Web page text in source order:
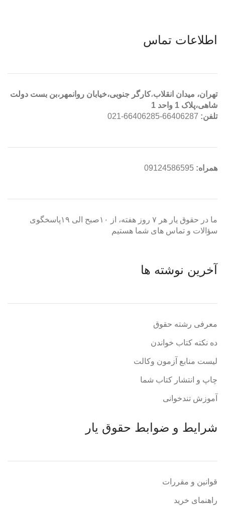
اطلاعات تماس
تهران، ميدان انقلاب،کارگر جنوبی،خیابان روانمهر،بن بست دولت
شاهی،پلاک 1 واحد 1
تلفن: 66406287-66406285-021
همراه:
ما در حقوق یار هر ۷ روز هفته، از ۱۰صبح الی ۱۹پاسخگوی
سؤالات و تماس های شما هستیم
آخرین نوشته ها
معرفی رشته حقوق
ده نکته کتاب خواندن
لیست منابع آزمون وکالت
چاپ و انتشار کتاب شما
آموزش تندخوانی
شرایط و ضوابط حقوق یار
قوانین و مقررات
راهنمای خرید